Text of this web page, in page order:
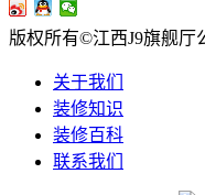
版权所有©江西J9旗舰厅
关于我们
装修知识
装修百科
联系我们